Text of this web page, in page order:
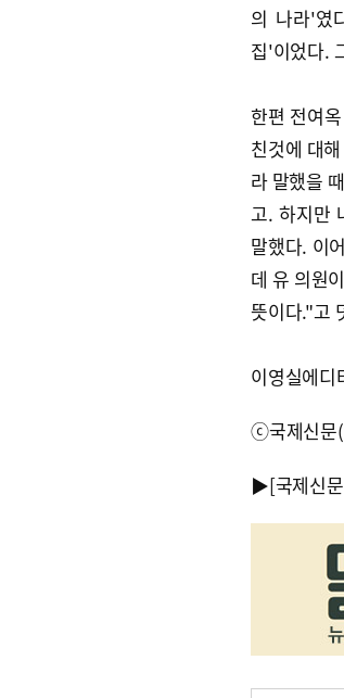
의 나라'였
집'이었다.
한편 전여
친것에 대
라 말했을
고. 하지만
말했다. 이
데 유 의원
뜻이다."고
이영실에디
ⓒ국제신문
▶[국제신